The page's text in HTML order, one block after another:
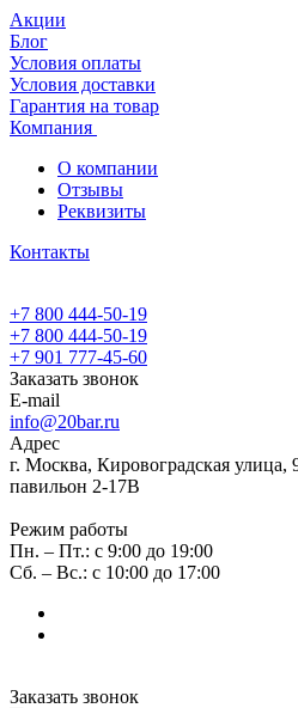
Акции
Блог
Условия оплаты
Условия доставки
Гарантия на товар
Компания
О компании
Отзывы
Реквизиты
Контакты
+7 800 444-50-19
+7 800 444-50-19
+7 901 777-45-60
Заказать звонок
E-mail
info@20bar.ru
Адрес
г. Москва, Кировоградская
павильон 2-17В
Режим работы
Пн. – Пт.: с 9:00 до 19:00
Сб. – Вс.: с 10:00 до 17:00
Заказать звонок